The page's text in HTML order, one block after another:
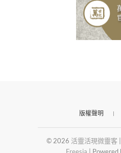
版權聲明
© 2026 活靈活現微靈客